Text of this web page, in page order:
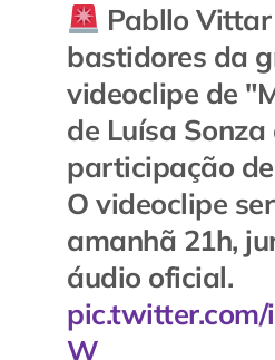
Pabllo
bastidores da
videoclipe de
de Luísa Sonza
participação
O videoclipe
amanhã 21h,
áudio oficial.
W